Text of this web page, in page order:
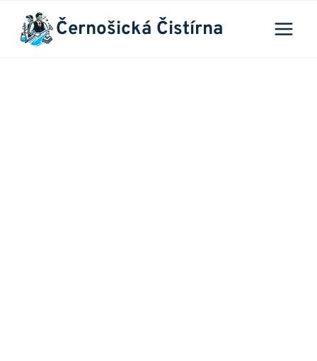
Přeskočit
obsah
Černošická Čistírna